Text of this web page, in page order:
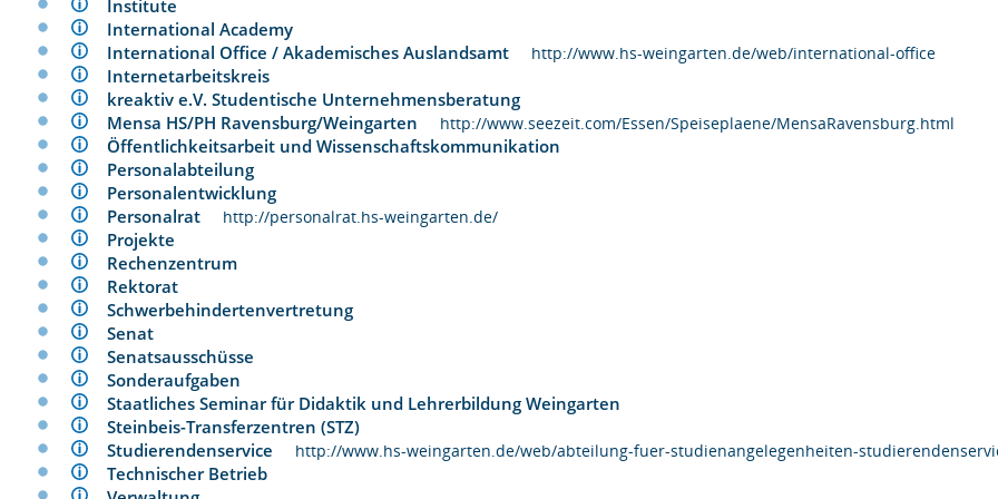
Institute
International Academy
International Office / Akademisches Auslandsamt http://www.hs-weingarten.de/web/international-office
Internetarbeitskreis
kreaktiv e.V. Studentische Unternehmensberatung
Mensa HS/PH Ravensburg/Weingarten http://www.seezeit.com/Essen/Speiseplaene/MensaRavensburg.html
Öffentlichkeitsarbeit und Wissenschaftskommunikation
Personalabteilung
Personalentwicklung
Personalrat http://personalrat.hs-weingarten.de/
Projekte
Rechenzentrum
Rektorat
Schwerbehindertenvertretung
Senat
Senatsausschüsse
Sonderaufgaben
Staatliches Seminar für Didaktik und Lehrerbildung Weingarten
Steinbeis-Transferzentren (STZ)
Studierendenservice http://www.hs-weingarten.de/web/abteilung-fuer-studienangelegenheiten-
Technischer Betrieb